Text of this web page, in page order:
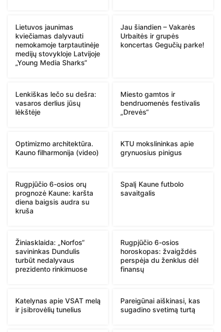
Lietuvos jaunimas
kviečiamas dalyvauti
nemokamoje tarptautinėje
medijų stovykloje Latvijoje
„Young Media Sharks“
Jau šiandien – Vakarės
Urbaitės ir grupės
koncertas Gegučių parke!
Lenkiškas lečo su dešra:
vasaros derlius jūsų
lėkštėje
Miesto gamtos ir
bendruomenės festivalis
„Drevės“
Optimizmo architektūra.
Kauno filharmonija (video)
KTU mokslininkas apie
grynuosius pinigus
Rugpjūčio 6-osios orų
prognozė Kaune: karšta
diena baigsis audra su
kruša
Spalį Kaune futbolo
savaitgalis
Žiniasklaida: „Norfos“
savininkas Dundulis
turbūt nedalyvaus
prezidento rinkimuose
Rugpjūčio 6-osios
horoskopas: žvaigždės
perspėja du ženklus dėl
finansų
Katelynas apie VSAT melą
ir įsibrovėlių tunelius
Pareigūnai aiškinasi, kas
sugadino svetimą turtą